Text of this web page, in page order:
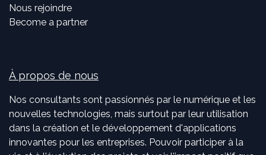
Nous rejoindre
Become a partner
À propos de nous
Nos consultants sont passionnés par le numérique et les
nouvelles technologies, mais surtout par leur utilisation
dans la création et le développement d'applications
innovantes pour les entreprises. Pouvoir participer à la